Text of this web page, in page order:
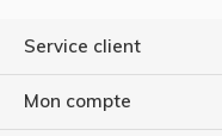
Service client
Mon compte